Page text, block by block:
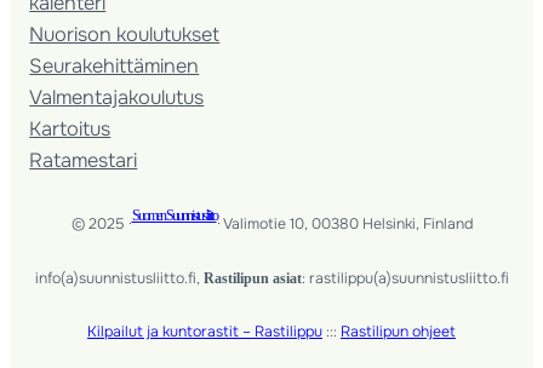
Nuorison koulutukset
Seura­kehittäminen
Valmentaja­koulutus
Kartoitus
Ratamestari
© 2025 ·Suomen Suunnistusliitto· Valimotie 10, 00380 Helsinki, Finland
info(a)suunnistusliitto.fi, Rastilipun asiat: rastilippu(a)suunnistusliitto.fi
Kilpailut ja kuntorastit – Rastilippu ::: Rastilipun ohjeet